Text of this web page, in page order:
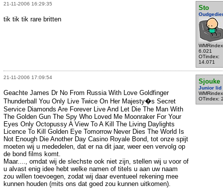
21-11-2006 16:29:35
Sto
6.021
OTindex:
14.071
tik tik tik rare britten
21-11-2006 17:09:54
Sjouke
Junior lid
OTindex:
Geachte James Dr No From Russia With Love Goldfinger
Thunderball You Only Live Twice On Her Majesty�s Secret
Service Diamonds Are Forever Live And Let Die The Man With
The Golden Gun The Spy Who Loved Me Moonraker For Your
Eyes Only Octopussy A View To A Kill The Living Daylights
Licence To Kill Golden Eye Tomorrow Never Dies The World Is
Not Enough Die Another Day Casino Royale Bond, tot onze spijt
moeten wij u mededelen, dat er na dit jaar, weer een vervolg op
de bond films komt.
Maar...., omdat wij de slechste ook niet zijn, stellen wij u voor of
u alvast enig idee hebt welke namen of titels u aan uw naam
zou willen toevoegen, zodat wij daar eventueel rekening mee
kunnen houden (mits ons dat goed zou kunnen uitkomen).